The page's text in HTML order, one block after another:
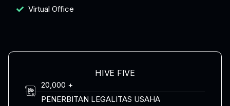
Virtual Office
HIVE FIVE
20,000 +
PENERBITAN LEGALITAS USAHA